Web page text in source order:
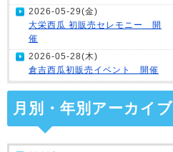
2026-05-29(金)
大栄西瓜 初販売セレモニー 開
催
2026-05-28(木)
倉吉西瓜初販売イベント 開催
月別・年別アーカイブ